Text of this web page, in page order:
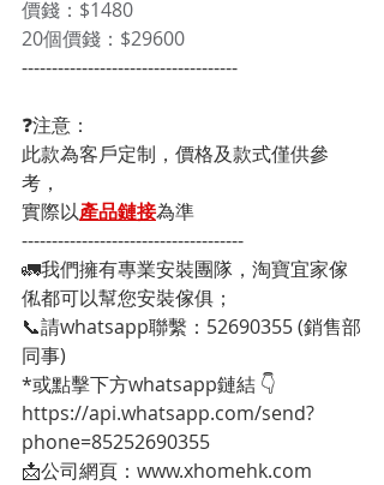
價錢：$1480
20個價錢：$29600
------------------------------------
❓注意：
此款為客戶定制，價格及款式僅供參
考，
實際以產品鏈接為準
-------------------------------------
🚛我們擁有專業安裝團隊，淘寶宜家傢
俬都可以幫您安裝傢俱；
📞請whatsapp聯繫：52690355 (銷售部
同事)
*或點擊下方whatsapp鏈結 👇
https://api.whatsapp.com/send?
phone=85252690355
📩公司網頁：www.xhomehk.com